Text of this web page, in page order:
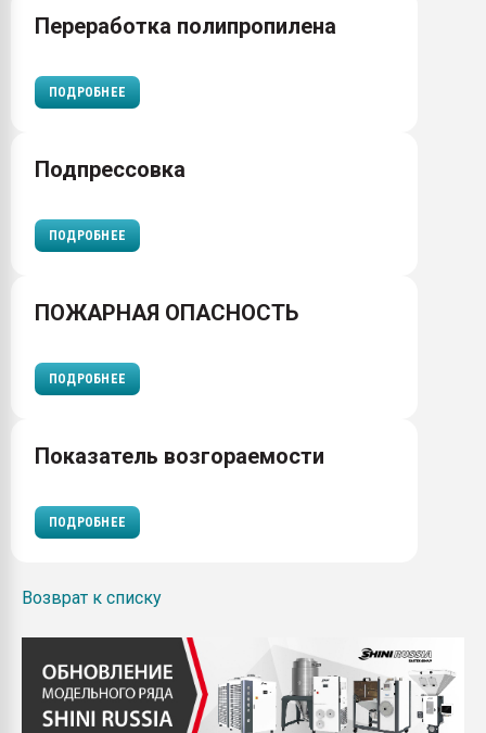
Переработка полипропилена
ПОДРОБНЕЕ
Подпрессовка
ПОДРОБНЕЕ
ПОЖАРНАЯ ОПАСНОСТЬ
ПОДРОБНЕЕ
Показатель возгораемости
ПОДРОБНЕЕ
Возврат к списку